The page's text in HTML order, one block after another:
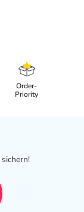
Order-
Priority
sichern!